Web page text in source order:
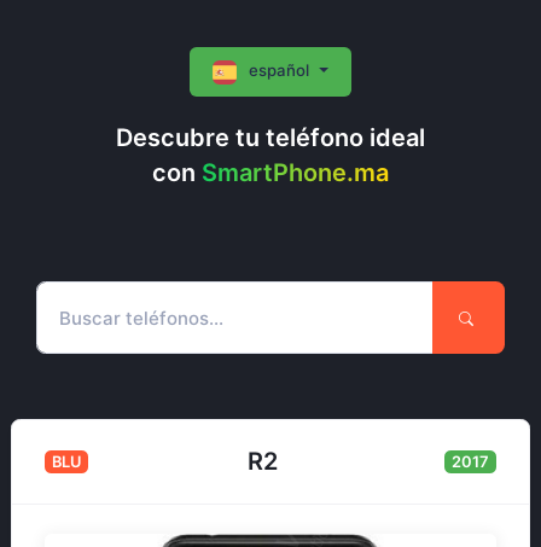
Descubre tu teléfono ideal
con SmartPhone.ma
español
BLU R2 2017